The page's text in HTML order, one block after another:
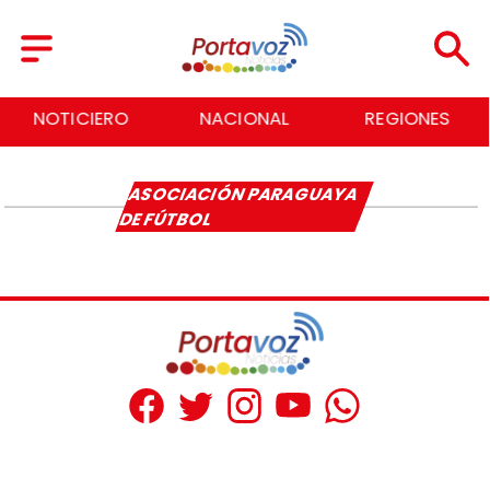
NOTICIERO NACIONAL REGIONES
ASOCIACIÓN PARAGUAYA
DE FÚTBOL